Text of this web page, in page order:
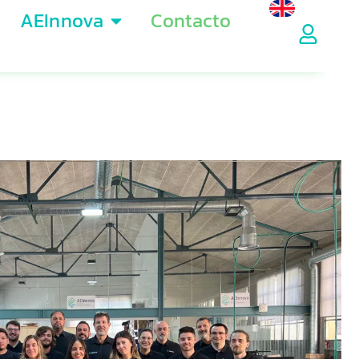
AEInnova Contacto